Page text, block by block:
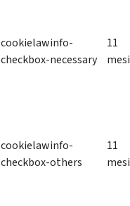
cookielawinfo-
checkbox-necessary
11
mesi
cookielawinfo-
checkbox-others
11
mesi